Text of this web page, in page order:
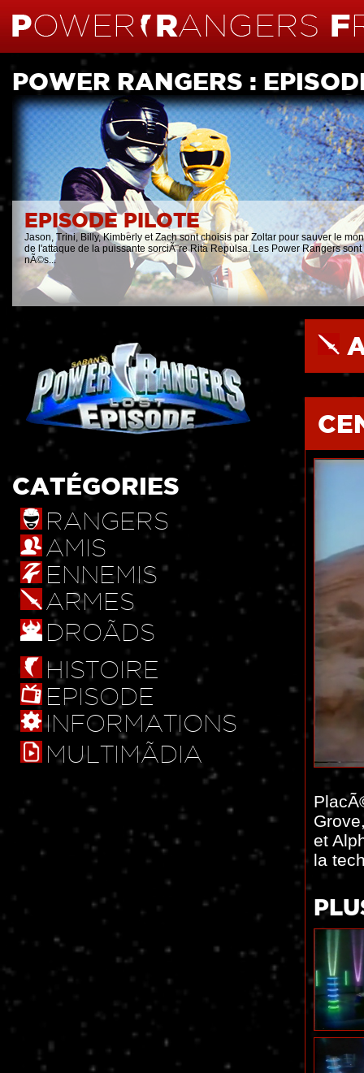
POWER RANGERS :
EPISODE PILOTE
Jason, Trini, Billy, Kimberly et Zach sont choisis par Zoltar pour sauver le
de l'attaque de la puissante sorciÃ¨re Rita Repulsa. Les Power Rangers sont
nÃ©s...
CATÉGORIES
RANGERS
AMIS
ENNEMIS
ARMES
DROÃDS
HISTOIRE
EPISODE
INFORMATIONS
MULTIMÃDIA
et
la